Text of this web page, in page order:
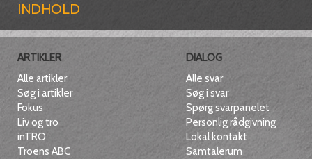
INDHOLD
ARTIKLER
Alle artikler
Søg i artikler
Fokus
Liv og tro
inTRO
Troens ABC
DIALOG
Alle svar
Søg i svar
Spørg svarpanelet
Personlig rådgivning
Lokal kontakt
Samtalerum